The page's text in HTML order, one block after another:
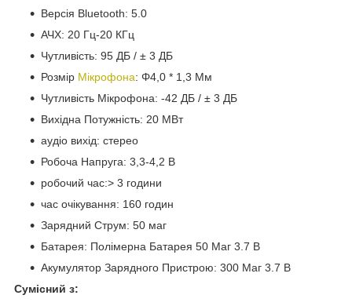
Версія Bluetooth: 5.0
АЧХ: 20 Гц-20 КГц
Чутливість: 95 ДБ / ± 3 ДБ
Розмір Мікрофона: Φ4,0 * 1,3 Мм
Чутливість Мікрофона: -42 ДБ / ± 3 ДБ
Вихідна Потужність: 20 МВт
аудіо вихід: стерео
Робоча Напруга: 3,3-4,2 В
робочий час:> 3 години
час очікування: 160 годин
Зарядний Струм: 50 маг
Батарея: Полімерна Батарея 50 Маг 3.7 В
Акумулятор Зарядного Пристрою: 300 Маг 3.7 В
Сумісний з: